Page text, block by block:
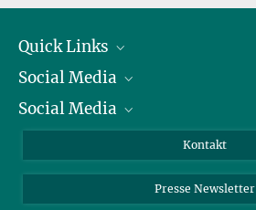
Quick Links
Präsident
Zahlen und Fakten
Meldestelle Fehlverhalten
Social Media
Bluesky
Social Media
YouTube
Kontakt
Presse Newsletter